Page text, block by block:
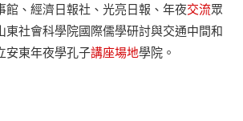
館、經濟日報社、光亮日報、年夜交流眾
東社會科學院國際儒學研討與交通中間和
安東年夜學孔子講座場地學院。